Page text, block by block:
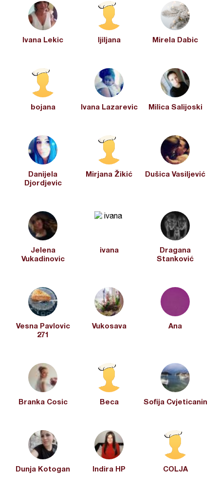
Ivana Lekic ljiljana Mirela Dabic
bojana Ivana Lazarevic Milica Salijoski
Danijela
Djordjevic
Mirjana Žikić Dušica Vasiljević
Jelena
Vukadinovic
ivana
Dragana
Stanković
Vesna Pavlovic
271
Vukosava Ana
Branka Cosic Beca Sofija Cvjeticanin
Dunja Kotogan Indira HP COLJA